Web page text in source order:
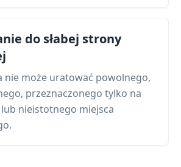
do słabej strony
nie może uratować powolnego,
przeznaczonego tylko na
nieistotnego miejsca